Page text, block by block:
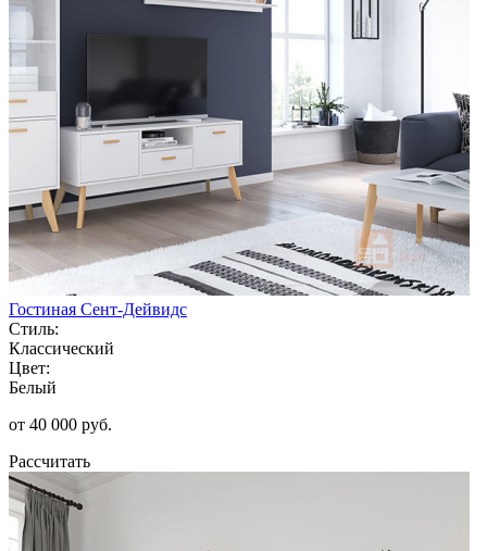
Гостиная Сент-Дейвидс
Стиль:
Классический
Цвет:
Белый
от 40 000 руб.
Рассчитать